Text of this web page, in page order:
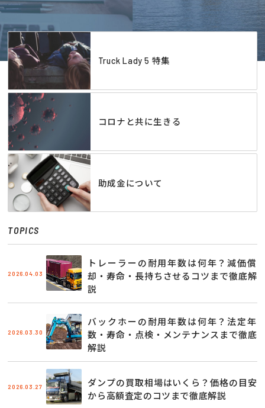
Truck Lady 5 特集
コロナと共に生きる
助成金について
TOPICS
2026.04.03
トレーラーの耐用年数は何年？減価償
却・寿命・長持ちさせるコツまで徹底解
説
2026.03.30
バックホーの耐用年数は何年？法定年
数・寿命・点検・メンテナンスまで徹底
解説
2026.03.27
ダンプの買取相場はいくら？価格の目安
から高額査定のコツまで徹底解説